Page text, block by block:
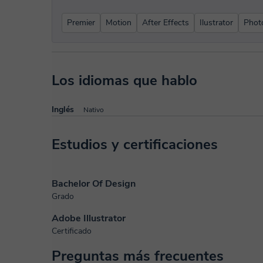
Premier Motion After Effects Ilustrator
Los idiomas que hablo
Inglés Nativo
Estudios y certificaciones
Bachelor Of Design
Grado
Adobe Illustrator
Certificado
Preguntas más frecuentes